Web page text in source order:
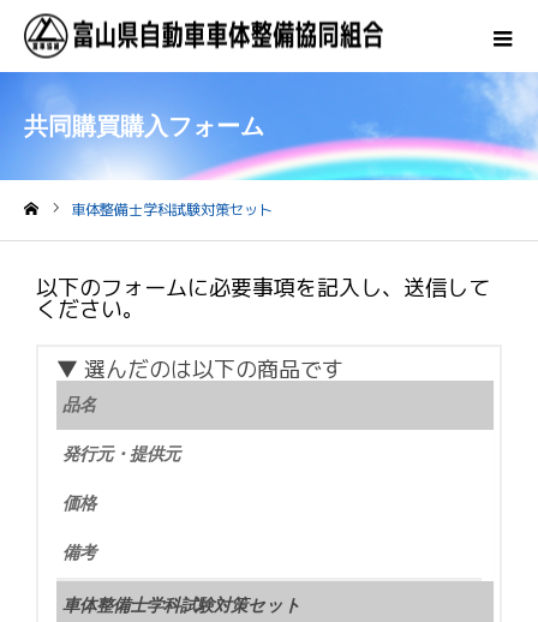
共同購買購入フォーム
車体整備士学科試験対策セット
以下のフォームに必要事項を記入し、送信して
ください。
▼ 選んだのは以下の商品です
品名
発行元・提供元
価格
備考
車体整備士学科試験対策セット